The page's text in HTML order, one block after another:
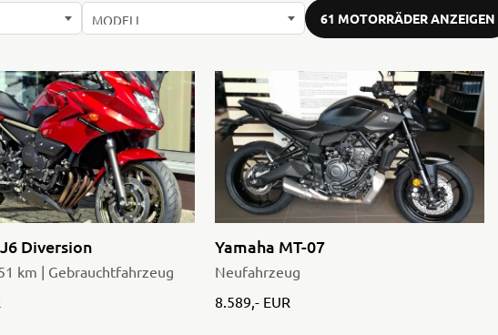
61 MOTORRÄDER ANZEIGEN
Diversion
km | Gebrauchtfahrzeug
Yamaha MT-07
Neufahrzeug
8.589,- EUR